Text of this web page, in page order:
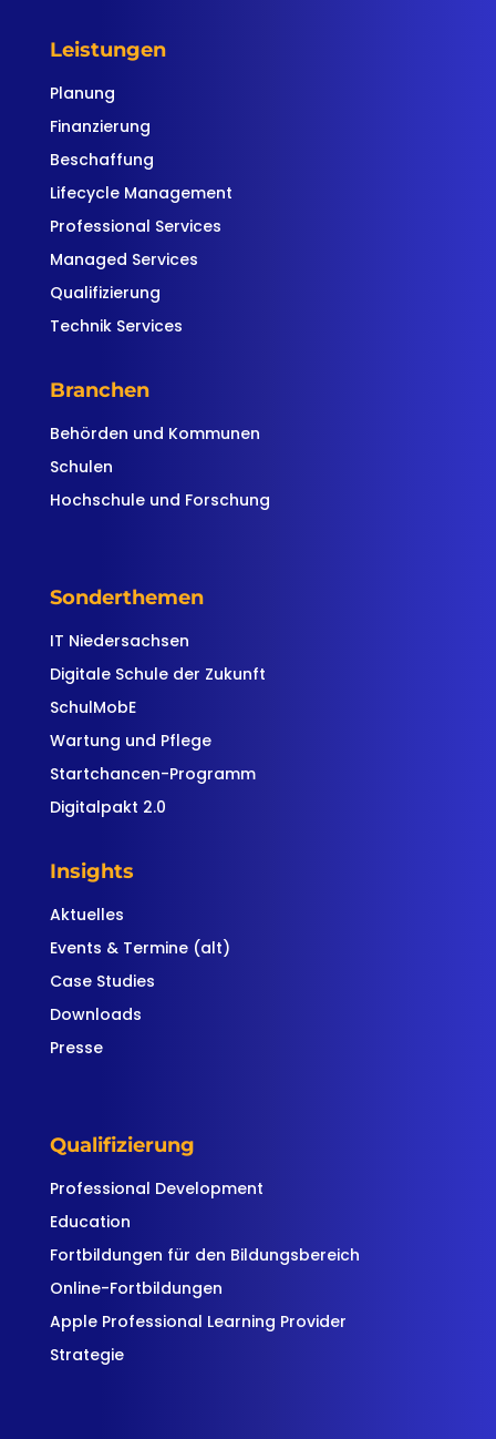
Leistungen
Planung
Finanzierung
Beschaffung
Lifecycle Management
Professional Services
Managed Services
Qualifizierung
Technik Services
Branchen
Behörden und Kommunen
Schulen
Hochschule und Forschung
Sonderthemen
IT Niedersachsen
Digitale Schule der Zukunft
SchulMobE
Wartung und Pflege
Startchancen-Programm
Digitalpakt 2.0
Insights
Aktuelles
Events & Termine (alt)
Case Studies
Downloads
Presse
Qualifizierung
Professional Development
Education
Fortbildungen für den Bildungsbereich
Online-Fortbildungen
Apple Professional Learning Provider
Strategie